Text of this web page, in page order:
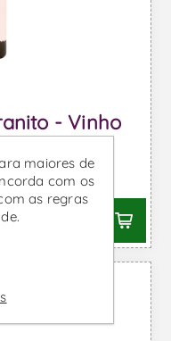
- Vinho
incl.
maiores de
com os
as regras